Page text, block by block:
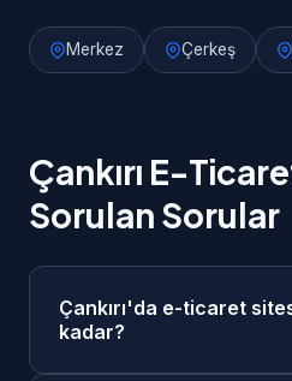
Merkez Çerkeş
Çankırı E-
Sorulan Sorular
Çankırı'da e-ticaret
kadar?